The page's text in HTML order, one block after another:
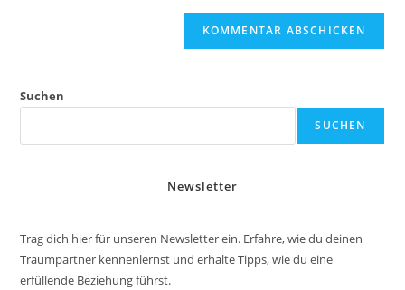
Suchen
SUCHEN
Newsletter
Trag dich hier für unseren Newsletter ein. Erfahre, wie du deinen
Traumpartner kennenlernst und erhalte Tipps, wie du eine
erfüllende Beziehung führst.